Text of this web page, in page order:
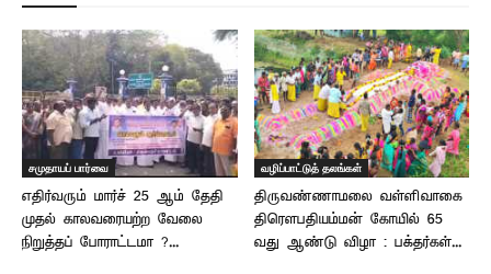
சமுதாயப் பார்வை
எதிர்வரும் மார்ச் 25 ஆம் தேதி
முதல் காலவரையற்ற வேலை
நிறுத்தப் போராட்டமா ?...
வழிப்பாட்டுத் தலங்கள்
திருவண்ணாமலை வள்ளிவாகை
திரௌபதியம்மன் கோயில் 65
வது ஆண்டு விழா : பக்தர்கள்...